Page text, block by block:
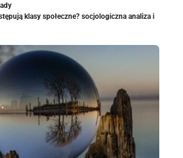
klasy społeczne? socjologiczna analiza i